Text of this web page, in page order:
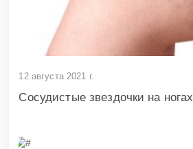
12 августа 2021 г.
Сосудистые звездочки на ногах